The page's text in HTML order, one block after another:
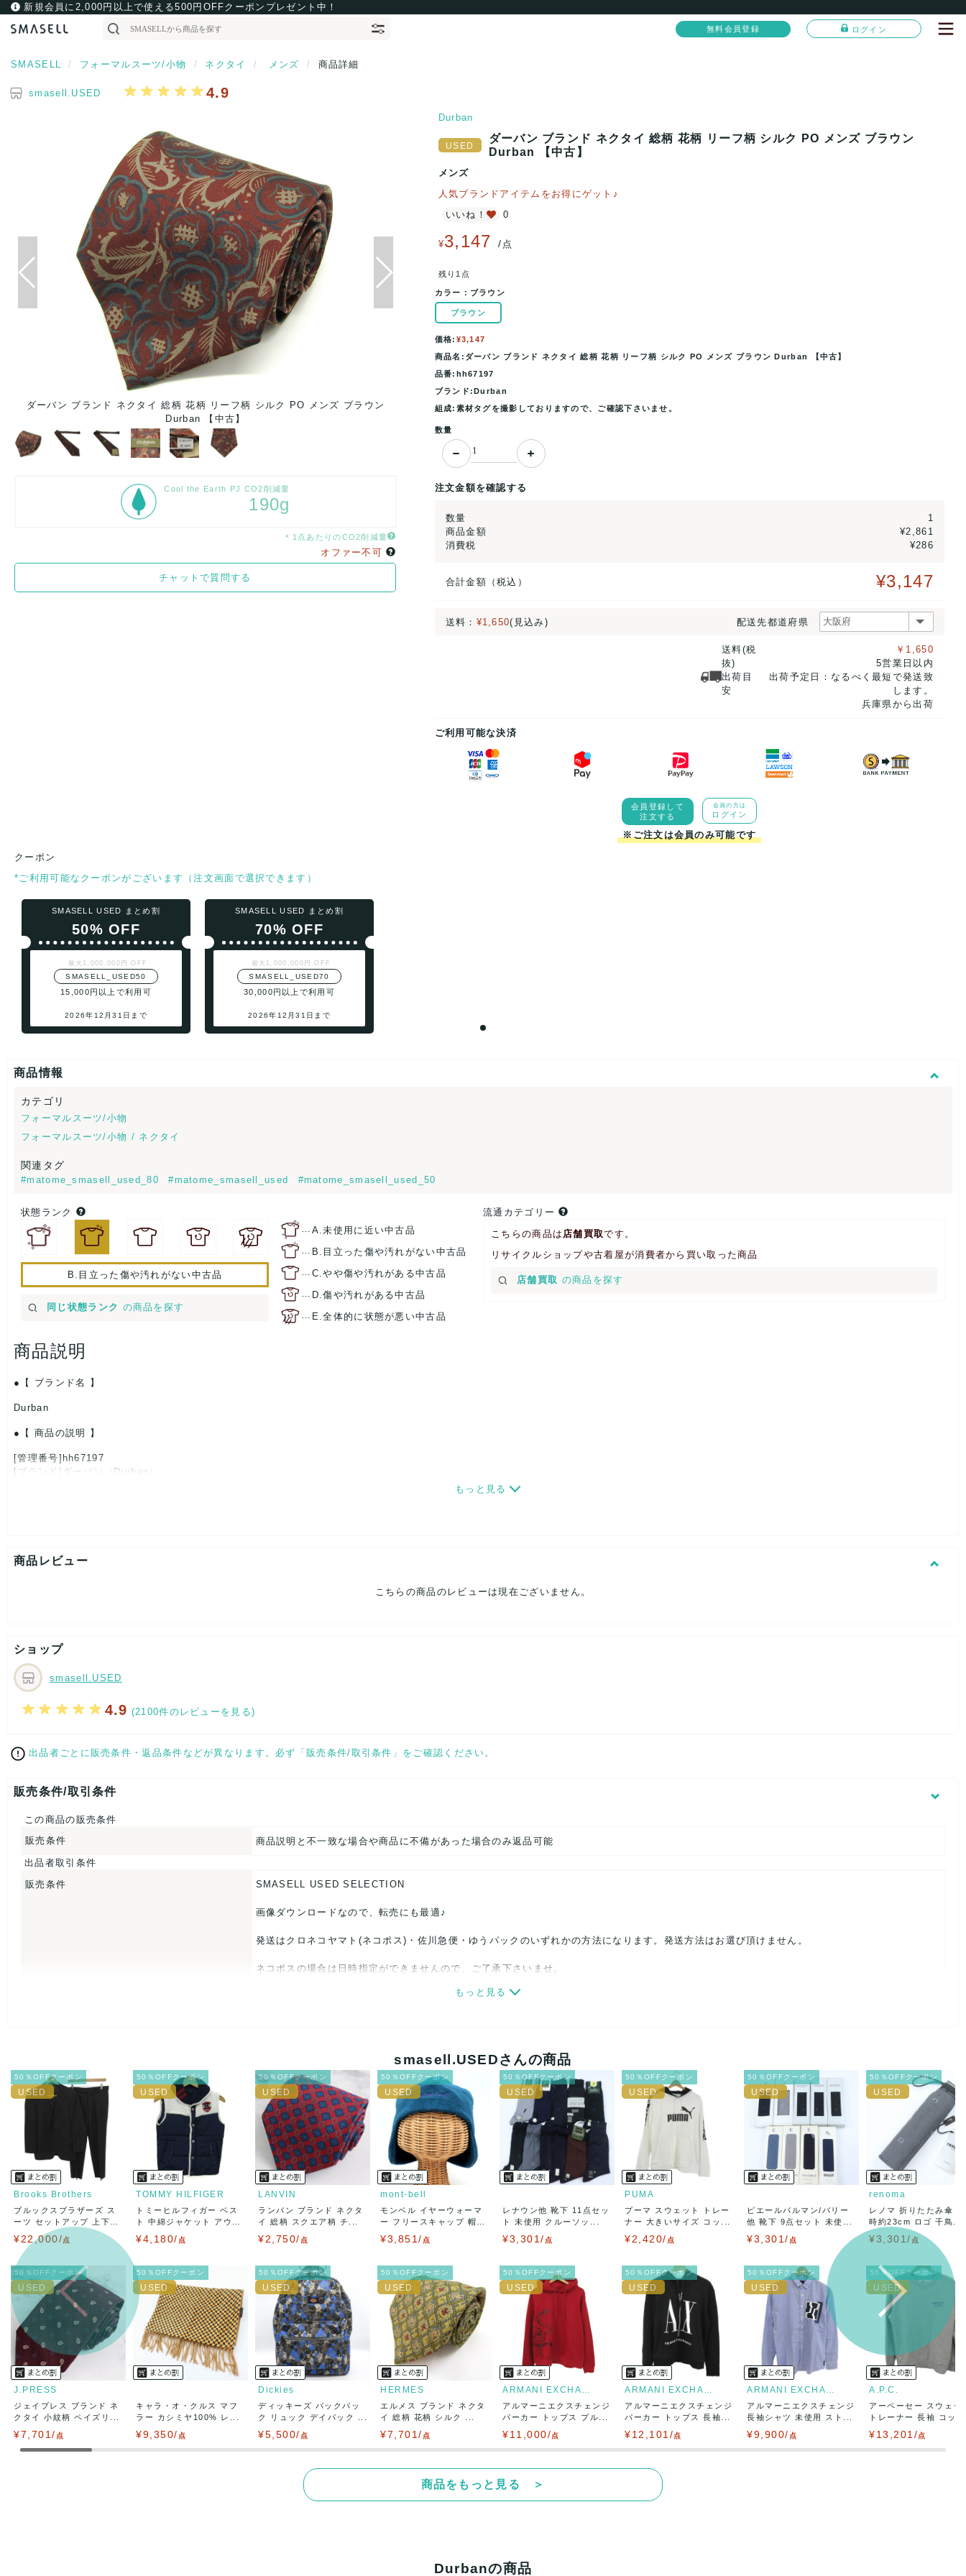
新規会員に2,000円以上で使える500円OFFクーポンプレゼント中！
無料会員登録 ログイン
SMASELL フォーマルスーツ/小物 ネクタイ メンズ 商品詳細
smasell.USED 4.9
ダーバン ブランド ネクタイ 総柄 花柄 リーフ柄 シルク PO メンズ ブラウン
Durban 【中古】
ダーバン ブランド ネクタイ 総柄 花柄 リーフ柄 シルク PO メンズ ブラウン
Cool the Earth PJ CO2削減量
190g
＊1点あたりのCO2削減量
オファー不可
チャットで質問する
Durban
ダーバン ブランド ネクタイ 総柄 花柄 リーフ柄 シルク PO メンズ ブラウン
Durban 【中古】
メンズ
人気ブランドアイテムをお得にゲット♪
いいね！
0
¥3,147 / 点
残り1点
カラー： ブラウン
ブラウン
価格: ¥3,147
商品名:ダーバン ブランド ネクタイ 総柄 花柄 リーフ柄 シルク PO メンズ ブラウン Durban 【中古】
品番:hh67197
ブランド:Durban
組成:素材タグを撮影しておりますので、ご確認下さいませ。
数量
注文金額を確認する
数量
1
商品金額
¥2,861
消費税
¥286
合計金額（税込） ¥3,147
送料： ¥1,650(見込み) 配送先都道府県
送料(税
抜)
出荷目
安
￥1,650
5営業日以内
出荷予定日：なるべく最短で発送致
します。
兵庫県から出荷
ご利用可能な決済
会員登録して
注文する
会員の方は
ログイン
※ご注文は会員のみ可能です
クーポン
*ご利用可能なクーポンがございます（注文画面で選択できます）
SMASELL USED まとめ割
50% OFF
最大1,000,000円 OFF
SMASELL_USED50
15,000円以上で利用可
2026年12月31日まで
SMASELL USED まとめ割
70% OFF
最大1,000,000円 OFF
SMASELL_USED70
30,000円以上で利用可
2026年12月31日まで
商品情報
カテゴリ
フォーマルスーツ/小物
フォーマルスーツ/小物 / ネクタイ
関連タグ
#matome_smasell_used_80 #matome_smasell_used #matome_smasell_used_50
状態ランク
B.目立った傷や汚れがない中古品
同じ状態ランク の商品を探す
… A.未使用に近い中古品
… B.目立った傷や汚れがない中古品
… C.やや傷や汚れがある中古品
… D.傷や汚れがある中古品
… E.全体的に状態が悪い中古品
流通カテゴリー
こちらの商品は 店舗買取です。
リサイクルショップや古着屋が消費者から買い取った商品
店舗買取 の商品を探す
商品説明
【 ブランド名 】
Durban
【 商品の説明 】
[管理番号]hh67197
[ブランド]ダーバン（Durban）
[サイズ]
ネクタイ全長：約-cm
こちらはUSED品になりますが、
特記する程のダメージはなく、状態良好なお品になります。
ダメージがある場合はできる限り、撮影しておりますので、
ご確認下さいませ。
ネクタイ全長：約-cm
【 素材・成分 】
素材タグを撮影しておりますので、ご確認下さいませ。
もっと見る
商品レビュー
こちらの商品のレビューは現在ございません。
ショップ
smasell.USED
4.9 (2100件のレビューを見る)
出品者ごとに販売条件・返品条件などが異なります。必ず「販売条件/取引条件」をご確認ください。
販売条件/取引条件
この商品の販売条件
販売条件
商品説明と不一致な場合や商品に不備があった場合のみ返品可能
出品者取引条件
販売条件
SMASELL USED SELECTION
画像ダウンロードなので、転売にも最適♪
発送はクロネコヤマト(ネコポス)・佐川急便・ゆうパックのいずれかの方法になります。発送方法はお選び頂けません。
ネコポスの場合は日時指定ができませんので、ご了承下さいませ。
USED品に関しましては、見る方によって状態の価値観が異なりますので、トラブルを避けるため、神経質な方や完璧な商品を求められる方は御購
また商品には細心の注意をはらっておりますが、何かございましたら、レビュー記載前に必ずコメント欄よりご連絡お願い致します。対応できるこ
とがあれば、誠意をもって対応致します。
また並行輸入品もございますので、真贋方法などお答えできない場合もございます。
万が一、購入後に偽造品等が発覚しましたら、返品・返金にて対応致しますので、ご連絡お願い致します。
決済方法 クレジットカード、メルペイ、銀行振込、PayPay、コンビニ払い
出荷 送料： ¥1,650(見込み)
送料表を確認する
出荷目安：5営業日以内
出荷予定日：なるべく最短で発送致します。
もっと見る
smasell.USEDさんの商品
50％OFFクーポン
Brooks Brothers
ブルックスブラザーズ ス
ーツ セットアップ 上下
¥22,000/点
50％OFFクーポン
TOMMY HILFIGER
トミーヒルフィガー ベス
ト 中綿ジャケット アウ
¥4,180/ 点
50％OFFクーポン
LANVIN
ランバン ブランド ネクタ
イ 総柄 スクエア柄 チ...
¥2,750/ 点
50％OFFクーポン
mont-bell
モンベル イヤーウォーマ
ー フリースキャップ 帽
¥3,851/ 点
50％OFFクーポン
レナウン他 靴下 11点セッ
ト 未使用 クルーソッ...
¥3,301/ 点
50％OFFクーポン
PUMA
プーマ スウェット トレー
ナー 大きいサイズ コッ...
¥2,420/ 点
50％OFFクーポン
ピエールバルマン/バリー
他 靴下 9点セット 未使...
¥3,301/ 点
50％OFFクーポン
renoma
レノマ 折りたたみ傘
時約23cm ロゴ 千鳥...
¥3,301/ 点
50％OFFクーポン
J.PRESS
ジェイプレス ブランド ネ
クタイ 小紋柄 ペイズリ...
¥7,701/ 点
50％OFFクーポン
キャラ・オ・クルス マフ
ラー カシミヤ100% レ...
¥9,350/ 点
50％OFFクーポン
Dickies
ディッキーズ バックパッ
ク リュック デイパック ...
¥5,500/ 点
50％OFFクーポン
HERMES
エルメス ブランド ネクタ
イ 総柄 花柄 シルク ...
¥7,701/ 点
50％OFFクーポン
アルマーニエクスチェンジ
パーカー トップス プル...
¥11,000/点
50％OFFクーポン
アルマーニエクスチェンジ
パーカー トップス 長袖...
¥12,101/点
50％OFFクーポン
アルマーニエクスチェンジ
長袖シャツ 未使用 スト...
¥9,900/ 点
50％OFFクーポン
A.P.C.
アーペーセー スウェッ
トレーナー 長袖 コッ
¥13,201/点
商品をもっと見る ＞
Durbanの商品